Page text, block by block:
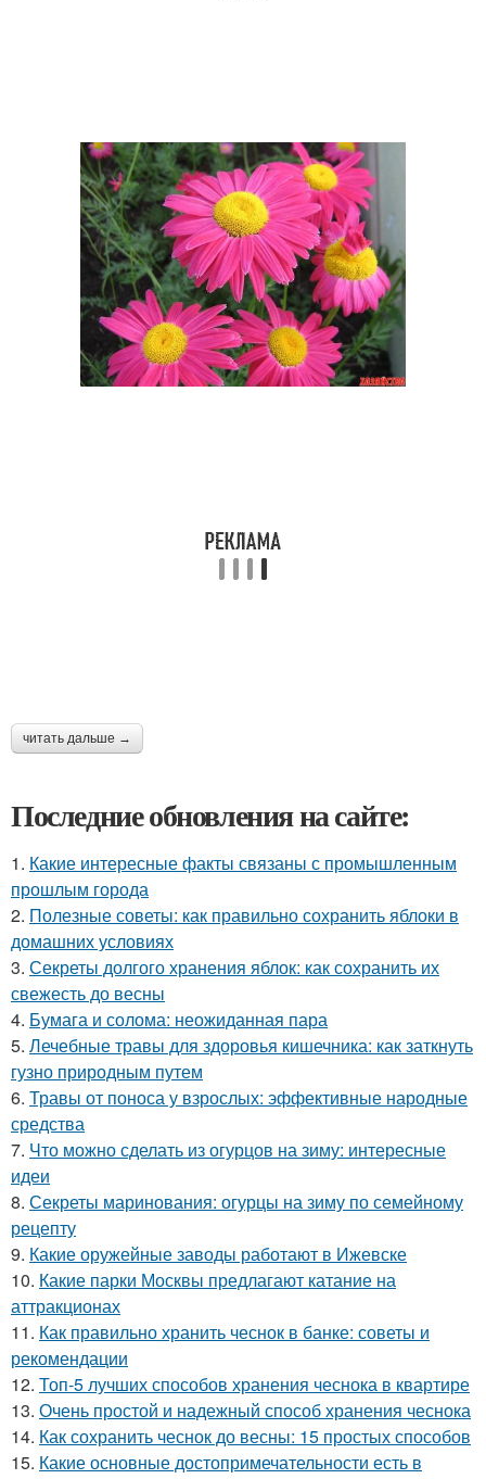
читать дальше →
Последние обновления на сайте:
1. Какие интересные факты связаны с промышленным
прошлым города
2. Полезные советы: как правильно сохранить яблоки в
домашних условиях
3. Секреты долгого хранения яблок: как сохранить их
свежесть до весны
4. Бумага и солома: неожиданная пара
5. Лечебные травы для здоровья кишечника: как заткнуть
гузно природным путем
6. Травы от поноса у взрослых: эффективные народные
средства
7. Что можно сделать из огурцов на зиму: интересные
идеи
8. Секреты маринования: огурцы на зиму по семейному
рецепту
9. Какие оружейные заводы работают в Ижевске
10. Какие парки Москвы предлагают катание на
аттракционах
11. Как правильно хранить чеснок в банке: советы и
рекомендации
12. Топ-5 лучших способов хранения чеснока в квартире
13. Очень простой и надежный способ хранения чеснока
14. Как сохранить чеснок до весны: 15 простых способов
15. Какие основные достопримечательности есть в